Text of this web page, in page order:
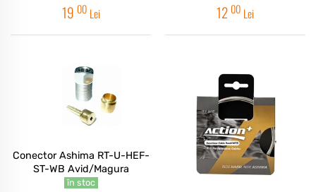
19 00 Lei 12 00 Lei
Conector Ashima RT-U-HEF-
ST-WB Avid/Magura
în stoc